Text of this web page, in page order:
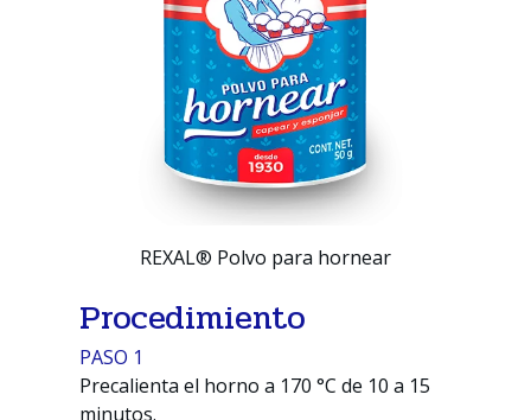
REXAL® Polvo para hornear
Procedimiento
PASO 1
Precalienta el horno a 170 °C de 10 a 15
minutos.